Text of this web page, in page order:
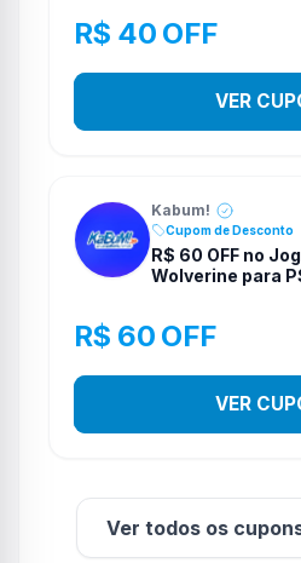
R$ 40 OFF
VER
Kabum!
Cupom de Desconto
R$ 60 OFF no
Wolverine para
R$ 60 OFF
VER
Ver todos os